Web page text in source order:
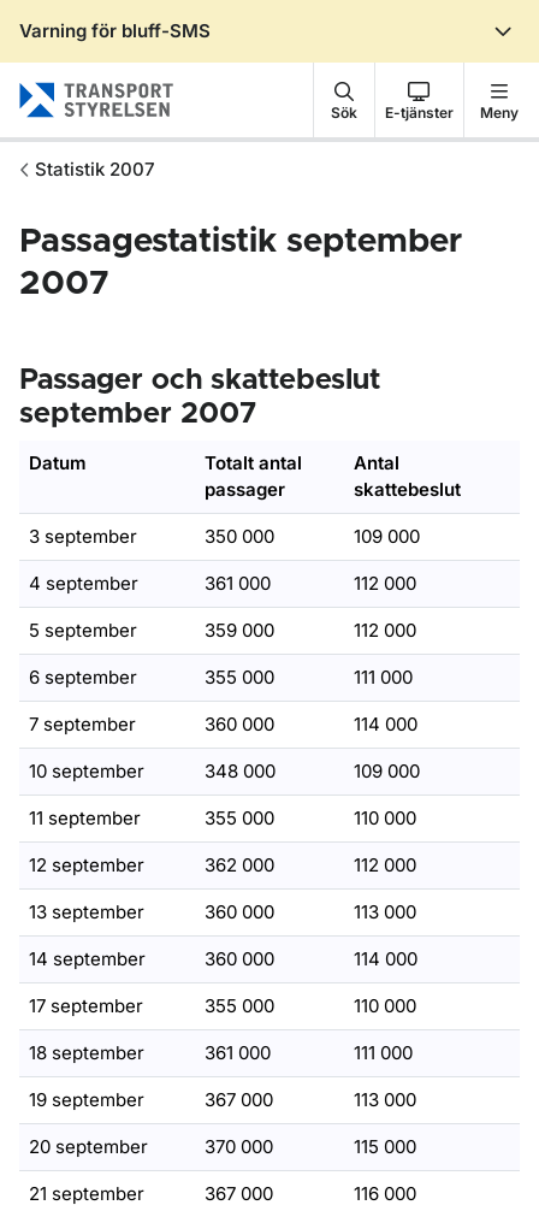
Varning för bluff-SMS
Sök E-tjänster Meny
Statistik 2007
Passagestatistik september
2007
Passager och skattebeslut
september 2007
Datum
Totalt antal
passager
Antal
skattebeslut
3 september 350 000 109 000
4 september 361 000 112 000
5 september 359 000 112 000
6 september 355 000 111 000
7 september 360 000 114 000
10 september 348 000 109 000
11 september 355 000 110 000
12 september 362 000 112 000
13 september 360 000 113 000
14 september 360 000 114 000
17 september 355 000 110 000
18 september 361 000 111 000
19 september 367 000 113 000
20 september 370 000 115 000
21 september 367 000 116 000